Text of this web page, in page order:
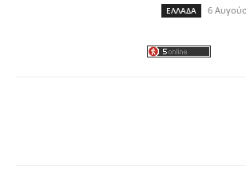
ΕΛΛΑΔΑ 6